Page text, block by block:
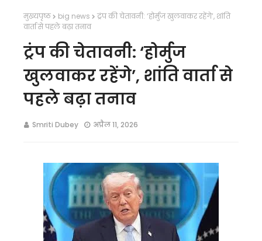
मुख्यपृष्ठ big news
ट्रंप की चेतावनी: ‘होर्मुज खुलवाकर रहेंगे’, शांति
वार्ता से पहले बढ़ा तनाव
ट्रंप की चेतावनी: ‘होर्मुज
खुलवाकर रहेंगे’, शांति वार्ता से
पहले बढ़ा तनाव
Smriti Dubey अप्रैल 11, 2026